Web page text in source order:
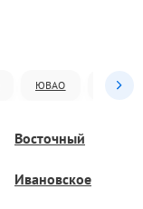
ЮВАО ЮАО
Восточный
Ивановское